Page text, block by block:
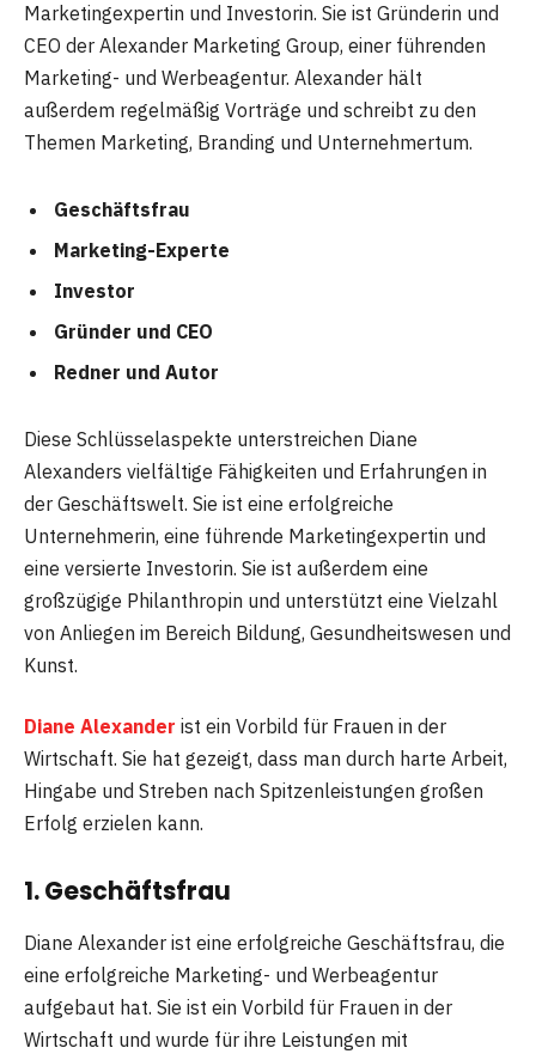
Marketingexpertin und Investorin. Sie ist Gründerin und
CEO der Alexander Marketing Group, einer führenden
Marketing- und Werbeagentur. Alexander hält
außerdem regelmäßig Vorträge und schreibt zu den
Themen Marketing, Branding und Unternehmertum.
Geschäftsfrau
Marketing-Experte
Investor
Gründer und CEO
Redner und Autor
Diese Schlüsselaspekte unterstreichen Diane
Alexanders vielfältige Fähigkeiten und Erfahrungen in
der Geschäftswelt. Sie ist eine erfolgreiche
Unternehmerin, eine führende Marketingexpertin und
eine versierte Investorin. Sie ist außerdem eine
großzügige Philanthropin und unterstützt eine Vielzahl
von Anliegen im Bereich Bildung, Gesundheitswesen und
Kunst.
Diane Alexander ist ein Vorbild für Frauen in der
Wirtschaft. Sie hat gezeigt, dass man durch harte Arbeit,
Hingabe und Streben nach Spitzenleistungen großen
Erfolg erzielen kann.
1. Geschäftsfrau
Diane Alexander ist eine erfolgreiche Geschäftsfrau, die
eine erfolgreiche Marketing- und Werbeagentur
aufgebaut hat. Sie ist ein Vorbild für Frauen in der
Wirtschaft und wurde für ihre Leistungen mit